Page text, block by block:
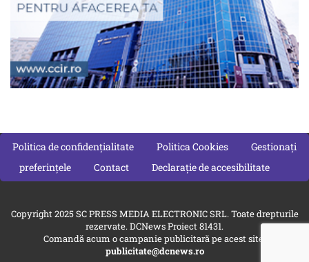
Politica de confidențialitate Politica Cookies
Gestionați
preferințele
Contact Declarație de accesibilitate
Copyright 2025 SC PRESS MEDIA ELECTRONIC SRL. Toate drepturile
rezervate. DCNews Proiect 81431.
Comandă acum o campanie publicitară pe acest site:
publicitate@dcnews.ro